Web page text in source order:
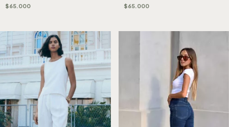
$65.000 $65.000